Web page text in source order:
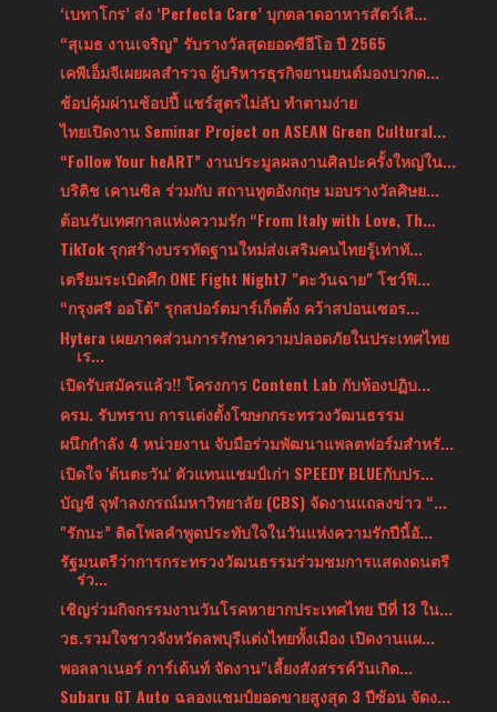
‘เบทาโกร’ ส่ง ‘Perfecta Care’ บุกตลาดอาหารสัตว์เลี...
“สุเมธ งานเจริญ” รับรางวัลสุดยอดซีอีโอ ปี 2565
เคพีเอ็มจีเผยผลสำรวจ ผู้บริหารธุรกิจยานยนต์มองบวกด...
ช้อปคุ้มผ่านช้อปปี้ แชร์สูตรไม่ลับ ทำตามง่าย
ไทยเปิดงาน Seminar Project on ASEAN Green Cultural...
“Follow Your heART” งานประมูลผลงานศิลปะครั้งใหญ่ใน...
บริติช เคานซิล ร่วมกับ สถานทูตอังกฤษ มอบรางวัลศิษย...
ต้อนรับเทศกาลแห่งความรัก “From Italy with Love, Th...
TikTok รุกสร้างบรรทัดฐานใหม่ส่งเสริมคนไทยรู้เท่าทั...
เตรียมระเบิดศึก ONE Fight Night7 "ตะวันฉาย" โชว์ฟิ...
“กรุงศรี ออโต้” รุกสปอร์ตมาร์เก็ตติ้ง คว้าสปอนเซอร...
Hytera เผยภาคส่วนการรักษาความปลอดภัยในประเทศไทย
เร...
เปิดรับสมัครแล้ว!! โครงการ Content Lab กับห้องปฏิบ...
ครม. รับทราบ การแต่งตั้งโฆษกกระทรวงวัฒนธรรม
ผนึกกำลัง 4 หน่วยงาน จับมือร่วมพัฒนาแพลตฟอร์มสำหรั...
เปิดใจ 'ต้นตะวัน' ตัวแทนแชมป์เก่า SPEEDY BLUEกับปร...
บัญชี จุฬาลงกรณ์มหาวิทยาลัย (CBS) จัดงานแถลงข่าว “...
"รักนะ” ติดโพลคำพูดประทับใจในวันแห่งความรักปีนี้อั...
รัฐมนตรีว่าการกระทรวงวัฒนธรรมร่วมชมการแสดงดนตรี
ร่ว...
เชิญร่วมกิจกรรมงานวันโรคหายากประเทศไทย ปีที่ 13 ใน...
วธ.รวมใจชาวจังหวัดลพบุรีแต่งไทยทั้งเมือง เปิดงานแผ...
พอลลาเนอร์ การ์เด้นท์ จัดงาน"เลี้ยงสังสรรค์วันเกิด...
Subaru GT Auto ฉลองแชมป์ยอดขายสูงสุด 3 ปีซ้อน จัดง...